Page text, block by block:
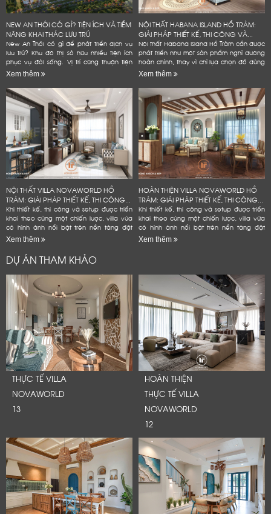
NEW AN THỚI CÓ GÌ? TIỆN ÍCH VÀ TIỀM
NĂNG KHAI THÁC LƯU TRÚ
New An Thới có gì để phát triển dịch vụ
lưu trú? Khu đô thị sở hữu nhiều tiện ích
phục vụ đời sống. Vị trí cũng thuận tiện
kết nối các điểm đến tại Nam đảo. Đây
Xem thêm
NỘI THẤT HABANA ISLAND HỒ TRÀM:
GIẢI PHÁP THIẾT KẾ, THI CÔNG VÀ...
Nội thất Habana Island Hồ Tràm cần được
phát triển như một sản phẩm nghỉ dưỡng
hoàn chỉnh, thay vì chỉ lựa chọn đồ dùng
theo sở thích hoặc lấp đầy các khoảng
Xem thêm
NỘI THẤT VILLA NOVAWORLD HỒ
TRÀM: GIẢI PHÁP THIẾT KẾ, THI CÔNG...
Khi thiết kế, thi công và setup được triển
khai theo cùng một chiến lược, villa vừa
có hình ảnh nổi bật trên nền tảng đặt
phòng, vừa bền hơn trong quá trình vận
hành và hạn...
Xem thêm
HOÀN THIỆN VILLA NOVAWORLD HỒ
TRÀM: GIẢI PHÁP THIẾT KẾ, THI CÔNG...
Khi thiết kế, thi công và setup được triển
khai theo cùng một chiến lược, villa vừa
có hình ảnh nổi bật trên nền tảng đặt
phòng, vừa bền hơn trong quá trình vận
hành và hạn...
Xem thêm
DỰ ÁN THAM KHẢO
THỰC TẾ VILLA
NOVAWORLD
13
HOÀN THIỆN
THỰC TẾ VILLA
NOVAWORLD
12